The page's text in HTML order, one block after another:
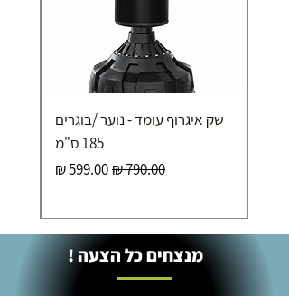
שק איגרוף עומד - נוער /בוגרים
185 ס"מ
מחיר רגילמחיר מבצע
מנצחים כל הצעה !